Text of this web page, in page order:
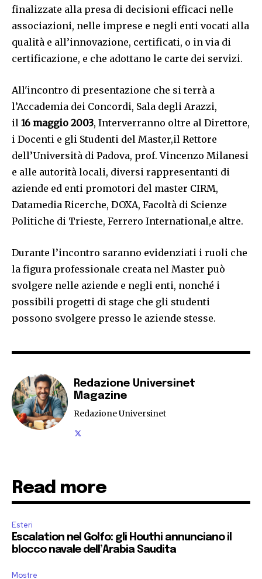
finalizzate alla presa di decisioni efficaci nelle
associazioni, nelle imprese e negli enti vocati alla
qualità e all’innovazione, certificati, o in via di
certificazione, e che adottano le carte dei servizi.
All'incontro di presentazione che si terrà a
l’Accademia dei Concordi, Sala degli Arazzi,
il 16 maggio 2003, Interverranno oltre al Direttore,
i Docenti e gli Studenti del Master,il Rettore
dell’Università di Padova, prof. Vincenzo Milanesi
e alle autorità locali, diversi rappresentanti di
aziende ed enti promotori del master CIRM,
Datamedia Ricerche, DOXA, Facoltà di Scienze
Politiche di Trieste, Ferrero International,e altre.
Durante l’incontro saranno evidenziati i ruoli che
la figura professionale creata nel Master può
svolgere nelle aziende e negli enti, nonché i
possibili progetti di stage che gli studenti
possono svolgere presso le aziende stesse.
Redazione Universinet
Magazine
Redazione Universinet
Read more
Esteri
Escalation nel Golfo: gli Houthi annunciano il
blocco navale dell’Arabia Saudita
Mostre